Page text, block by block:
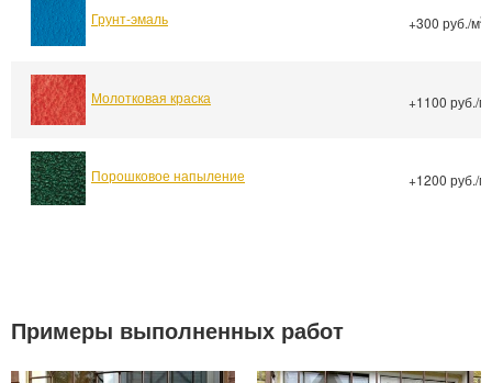
Грунт-эмаль +300 руб./м2
Молотковая краска +1100 руб./м
Порошковое напыление +1200 руб./м
Примеры выполненных работ